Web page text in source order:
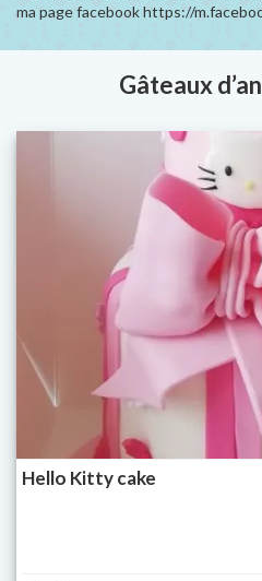
ma page facebook https://
Gâteaux
Hello Kitty cake